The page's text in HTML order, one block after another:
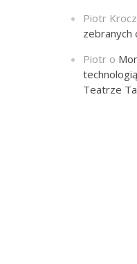
Piotr
zebranych
Piotr o
Teatrze